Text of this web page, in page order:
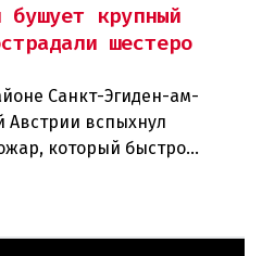
крупный
шестеро
Санкт-Эгиден-ам-
вспыхнул
который быстро
шесте